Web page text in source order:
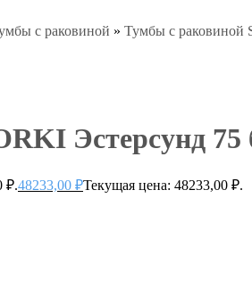
с раковиной » Тумбы с раковиной
Эстерсунд 75
₽.48233,00 ₽Текущая цена: 48233,00 ₽.